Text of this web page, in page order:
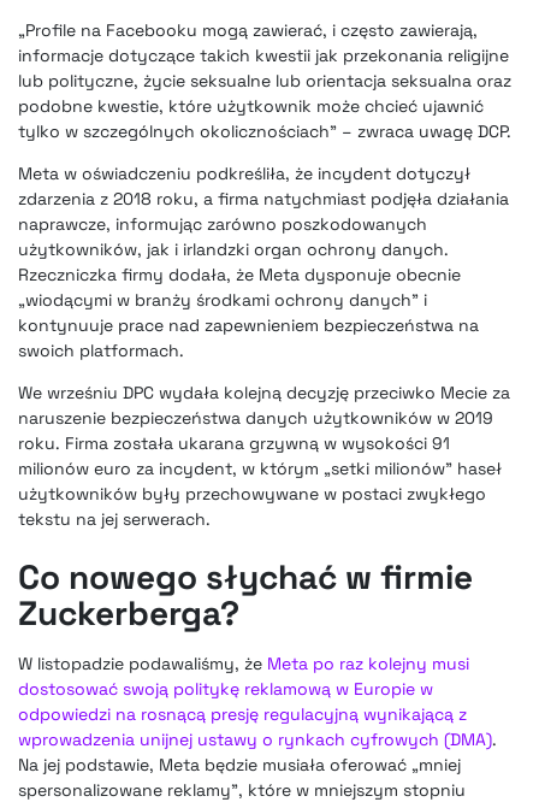
„Profile na Facebooku mogą zawierać, i często zawierają,
informacje dotyczące takich kwestii jak przekonania religijne
lub polityczne, życie seksualne lub orientacja seksualna oraz
podobne kwestie, które użytkownik może chcieć ujawnić
tylko w szczególnych okolicznościach” – zwraca uwagę DCP.
Meta w oświadczeniu podkreśliła, że incydent dotyczył
zdarzenia z 2018 roku, a firma natychmiast podjęła działania
naprawcze, informując zarówno poszkodowanych
użytkowników, jak i irlandzki organ ochrony danych.
Rzeczniczka firmy dodała, że Meta dysponuje obecnie
„wiodącymi w branży środkami ochrony danych” i
kontynuuje prace nad zapewnieniem bezpieczeństwa na
swoich platformach.
We wrześniu DPC wydała kolejną decyzję przeciwko Mecie za
naruszenie bezpieczeństwa danych użytkowników w 2019
roku. Firma została ukarana grzywną w wysokości 91
milionów euro za incydent, w którym „setki milionów” haseł
użytkowników były przechowywane w postaci zwykłego
tekstu na jej serwerach.
Co nowego słychać w firmie
Zuckerberga?
W listopadzie podawaliśmy, że Meta po raz kolejny musi
dostosować swoją politykę reklamową w Europie w
odpowiedzi na rosnącą presję regulacyjną wynikającą z
wprowadzenia unijnej ustawy o rynkach cyfrowych (DMA).
Na jej podstawie, Meta będzie musiała oferować „mniej
spersonalizowane reklamy”, które w mniejszym stopniu